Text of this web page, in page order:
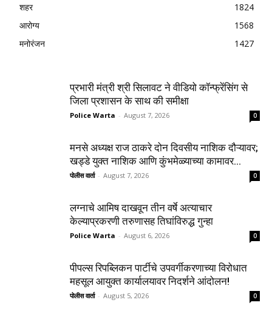
शहर
1824
आरोग्य
1568
मनोरंजन
1427
प्रभारी मंत्री श्री सिलावट ने वीडियो कॉन्फ्रेंसिंग से
जिला प्रशासन के साथ की समीक्षा
Police Warta - August 7, 2026 0
मनसे अध्यक्ष राज ठाकरे दोन दिवसीय नाशिक दौऱ्यावर;
खड्डे युक्त नाशिक आणि कुंभमेळ्याच्या कामावर...
पोलीस वार्ता - August 7, 2026 0
लग्नाचे आमिष दाखवून तीन वर्षे अत्याचार
केल्याप्रकरणी तरुणासह तिघांविरुद्ध गुन्हा
Police Warta - August 6, 2026 0
पीपल्स रिपब्लिकन पार्टीचे उपवर्गीकरणाच्या विरोधात
महसूल आयुक्त कार्यालयावर निदर्शने आंदोलन!
पोलीस वार्ता - August 5, 2026 0